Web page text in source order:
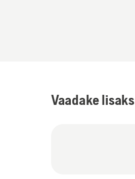
Vaadake lisaks